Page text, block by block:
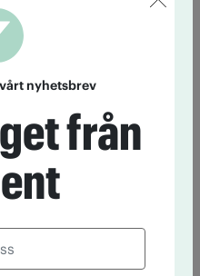
nyhetsbrev
från